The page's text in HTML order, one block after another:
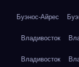
Буэнос-Айрес
Владивосток
Владивосток